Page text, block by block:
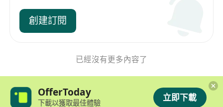
創建訂閱
已經沒有更多內容了
OfferToday
下載以獲取最佳體驗 立即下載